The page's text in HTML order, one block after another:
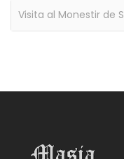
Visita al Monestir de